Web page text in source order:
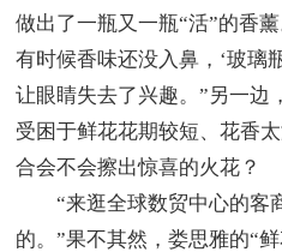
做出了一瓶又一瓶“活”的香
有时候香味还没入鼻，‘玻璃
让眼睛失去了兴趣。”另一边
受困于鲜花花期较短、花香
合会不会擦出惊喜的火花？
“来逛全球数贸中心的客
的。”果不其然，娄思雅的“